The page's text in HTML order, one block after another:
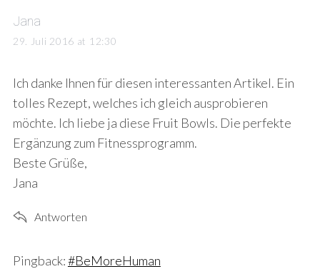
s
a
s
:
Jana
29. Juli 2016 at 12:30
Ich danke Ihnen für diesen interessanten Artikel. Ein
tolles Rezept, welches ich gleich ausprobieren
möchte. Ich liebe ja diese Fruit Bowls. Die perfekte
Ergänzung zum Fitnessprogramm.
Beste Grüße,
Jana
Antworten
Pingback:#BeMoreHuman